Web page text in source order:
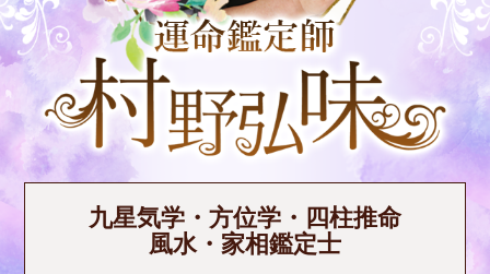
九星気学・方位学・四柱推命
風水・家相鑑定士